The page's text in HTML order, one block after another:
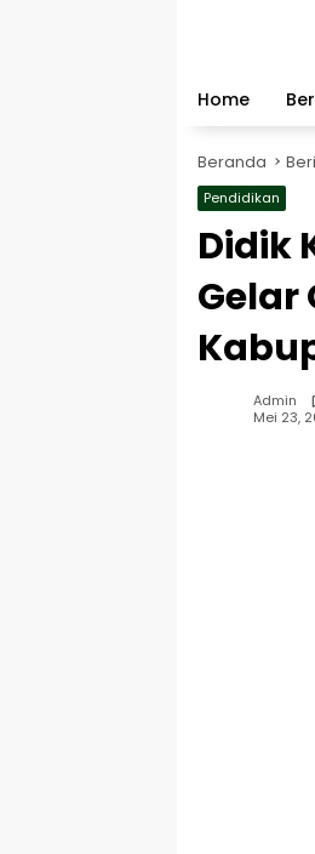
Home
Beranda
Pendidikan
Didik
Gelar
Admin
Mei 23,